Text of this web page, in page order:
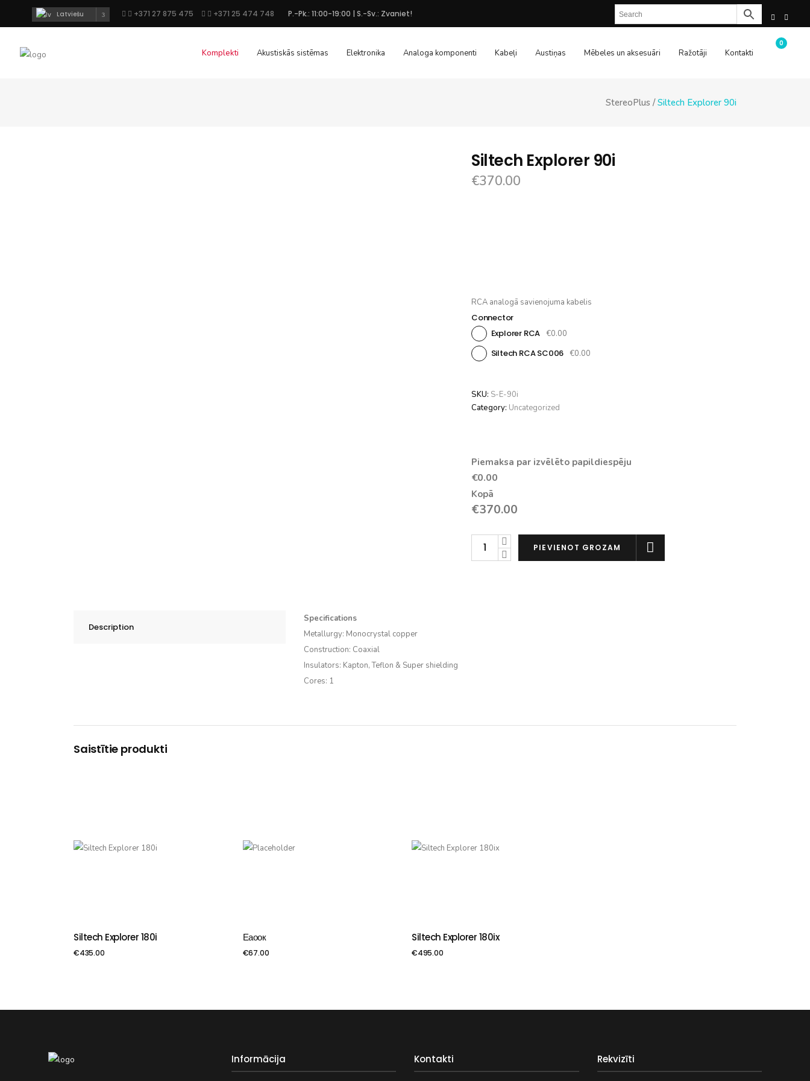
Latviešu +371 27 875 475 +371 25 474 748 P.-Pk.: 11:00-19:00 | S.-Sv.: Zvaniet!
Komplekti Akustiskās sistēmas Elektronika Analoga komponenti Kabeļi Austiņas Mēbeles un aksesuāri Ražotāji Kontakti
0
StereoPlus /Siltech Explorer 90i
Siltech Explorer 90i
€370.00
RCA analogā savienojuma kabelis
Connector
Explorer RCA €0.00
Siltech RCA SC006 €0.00
SKU: S-E-90i
Category: Uncategorized
Piemaksa par izvēlēto papildiespēju
€0.00
Kopā
€370.00
Siltech
PIEVIENOT GROZAM
Description
Specifications
Metallurgy: Monocrystal copper
Construction: Coaxial
Insulators: Kapton, Teflon & Super shielding
Cores: 1
Saistītie produkti
PIEVIENOT GROZAM
Siltech Explorer 180i
€435.00
PIEVIENOT GROZAM
Еаоок
€67.00
PIEVIENOT GROZAM
Siltech Explorer 180ix
€495.00
Informācija Kontakti Rekvizīti